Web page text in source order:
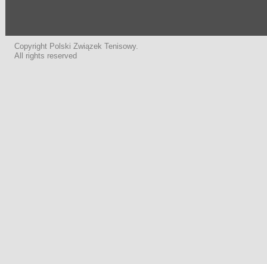
Copyright Polski Związek Tenisowy.
All rights reserved